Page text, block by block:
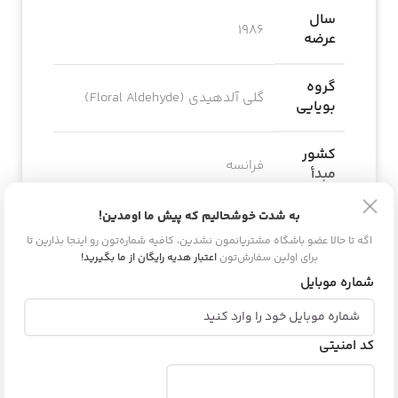
سال
عرضه
1986
گروه
بویایی
گلی آلدهیدی (Floral Aldehyde)
کشور
مبدأ
فرانسه
مناسب
برای
بانوان
اسانس
اولیه
یلانگ
اسانس
رز، یاس، گل برف، زنبق
به شدت خوشحالیم که پیش ما اومدین!
اگه تا حالا عضو باشگاه مشتریانمون نشدین، کافیه شماره‌تون رو اینجا بذارین تا
برای اولین سفارش‌توناعتبار هدیه رایگان از ما بگیرید!
شماره موبایل
کد امنیتی